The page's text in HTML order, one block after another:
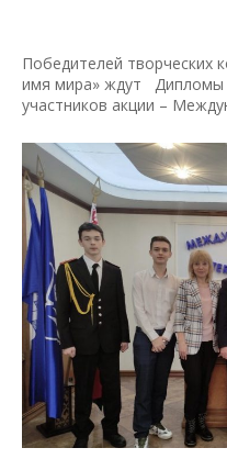
Победителей творческих
имя мира» ждут
участников акции –